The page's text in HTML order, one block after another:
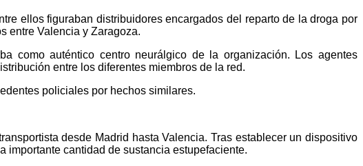
ellos figuraban distribuidores encargados del reparto de la droga por
entre Valencia y Zaragoza.
como auténtico centro neurálgico de la organización. Los agentes
entre los diferentes miembros de la red.
policiales por hechos similares.
desde Madrid hasta Valencia. Tras establecer un dispositivo
importante cantidad de sustancia estupefaciente.